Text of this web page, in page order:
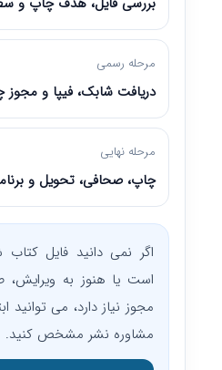
مرحله رسمی
دریافت شابک، فیپا و
مرحله نهایی
چاپ، صحافی، تحویل و
اگر نمی دانید فایل
است یا هنوز به ویرایش،
مجوز نیاز دارد، می توانید
مشاوره نشر مشخص کنید.